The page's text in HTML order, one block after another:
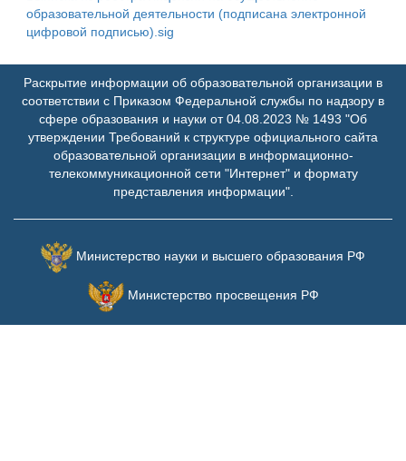
образовательной деятельности (подписана электронной
цифровой подписью).sig
Раскрытие информации об образовательной организации в
соответствии с Приказом Федеральной службы по надзору в
сфере образования и науки от 04.08.2023 № 1493 "Об
утверждении Требований к структуре официального сайта
образовательной организации в информационно-
телекоммуникационной сети "Интернет" и формату
представления информации".
Министерство науки и высшего образования РФ
Министерство просвещения РФ